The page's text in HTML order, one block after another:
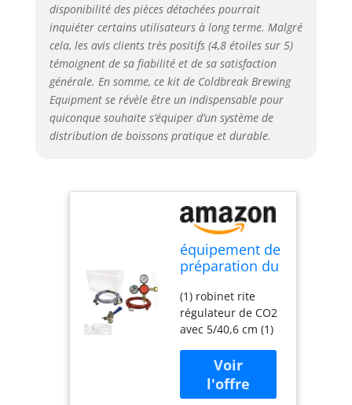
disponibilité des pièces détachées pourrait
inquiéter certains utilisateurs à long terme. Malgré
cela, les avis clients très positifs (4,8 étoiles sur 5)
témoignent de sa fiabilité et de sa satisfaction
générale. En somme, ce kit de Coldbreak Brewing
Equipment se révèle être un indispensable pour
quiconque souhaite s’équiper d’un système de
distribution de boissons pratique et durable.
équipement de
préparation du
Cbssdk1 Jockey
Boîte
distributrice
kit, 1 robinet,
régulateur,
arrivée d'air,
DE Sankey D
(1) robinet rite
régulateur de CO2
avec 5/40,6 cm (1)
5/40,6 cm (1) En
acier inoxydable
coupleur de